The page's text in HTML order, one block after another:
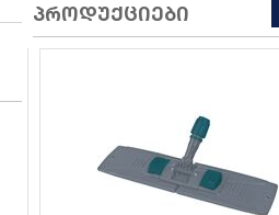
პროდუქციები